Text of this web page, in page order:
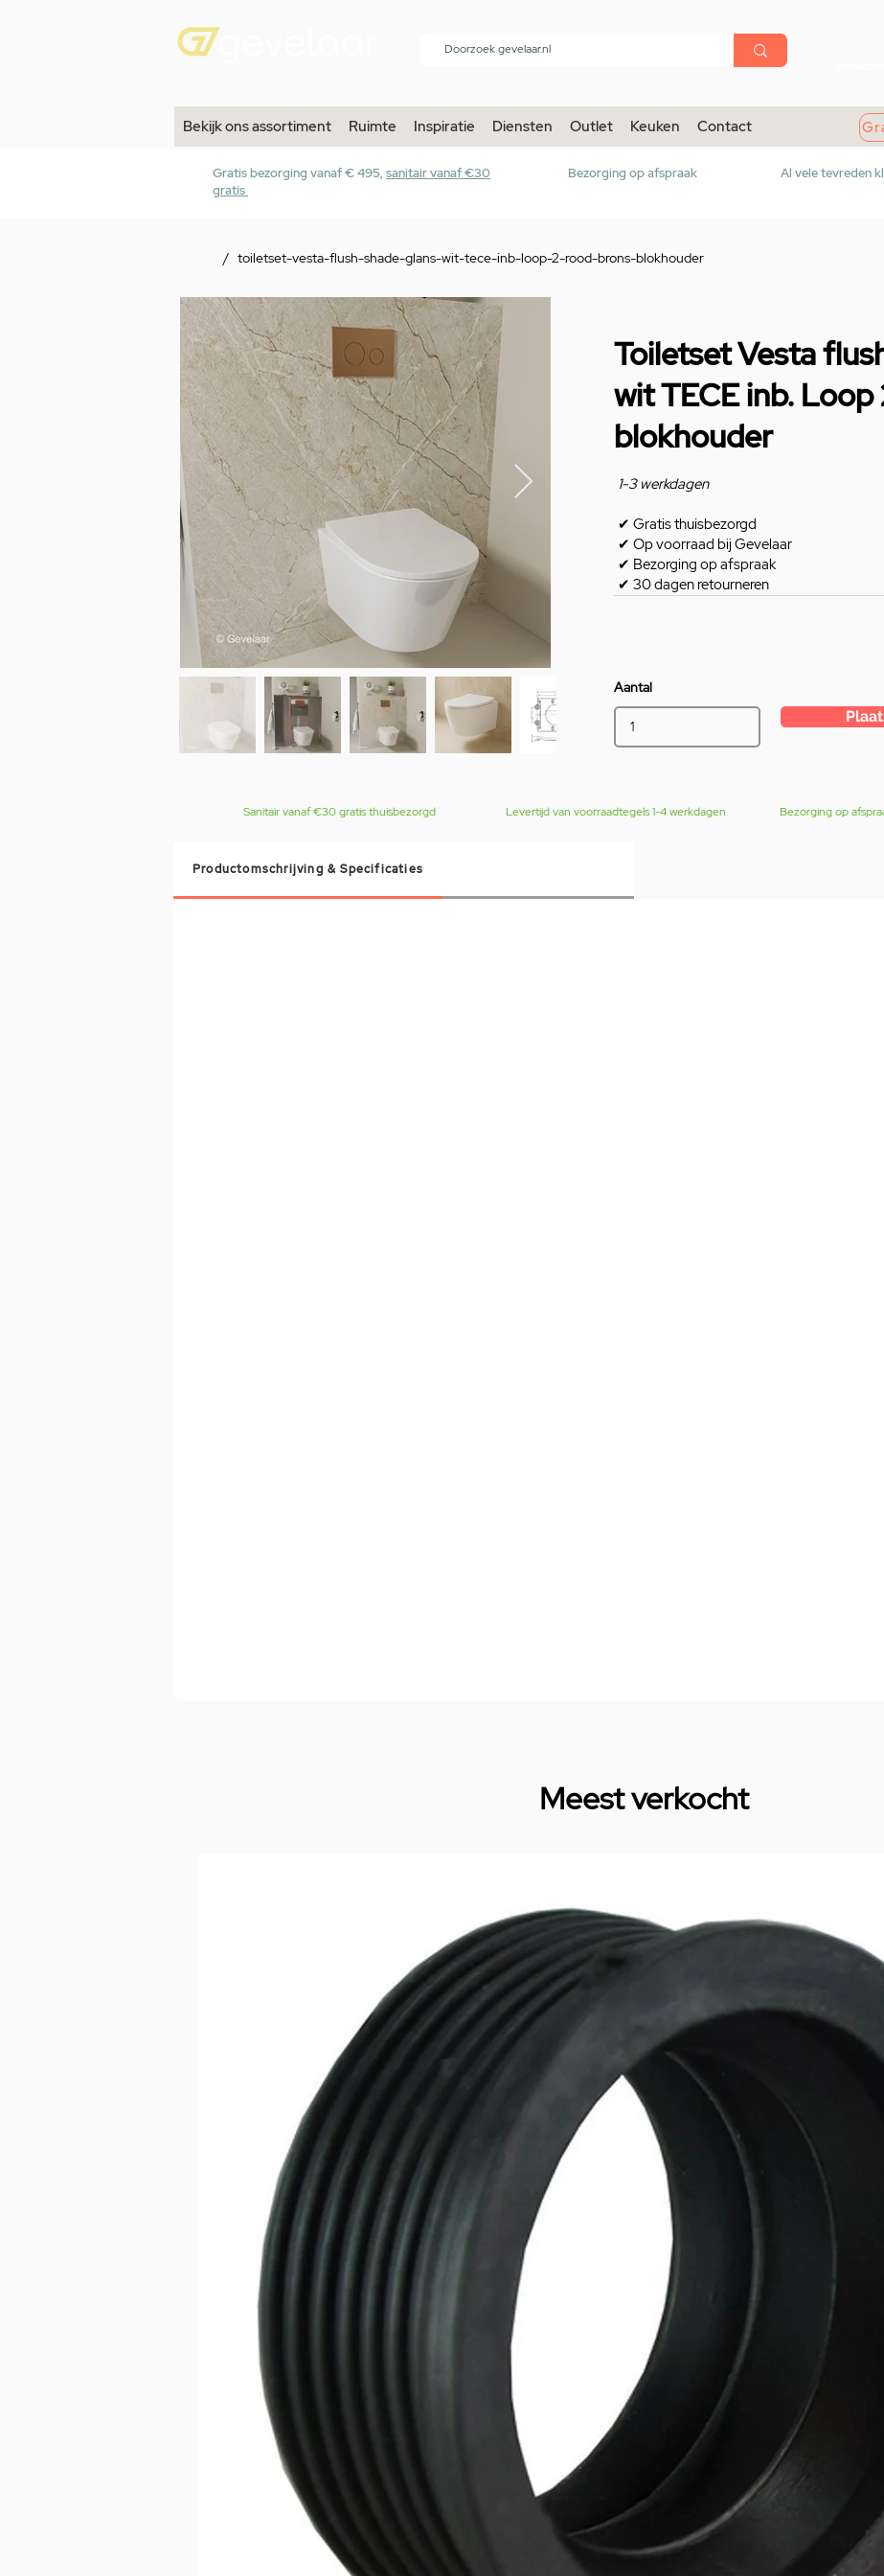
menu
Bekijk ons assortiment Ruimte Inspiratie Diensten Outlet Keuken Contact
Gratis bezorging vanaf € 495, sanitair vanaf €30
gratis
Bezorging op afspraak Al vele tevreden
/ toiletset-vesta-flush-shade-glans-wit-tece-inb-loop-2-rood-brons-blokhouder
Toiletset Vesta
wit TECE inb.
blokhouder
1-3 werkdagen
✔ Gratis thuisbezorgd
✔ Op voorraad bij Gevelaar
✔ Bezorging op afspraak
✔ 30 dagen retourneren
Aantal
Sanitair vanaf €30 gratis thuisbezorgd Levertijd van voorraadtegels 1-4 werkdagen Bezorging op
Productomschrijving & Specificaties
Meest verkocht